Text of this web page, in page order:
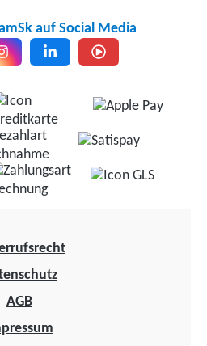
auf Social Media
AGB